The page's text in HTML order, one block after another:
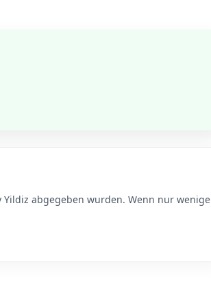
abgegeben wurden. Wenn nur wenige